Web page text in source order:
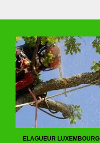
ELAGUEUR LUXEMBOURG